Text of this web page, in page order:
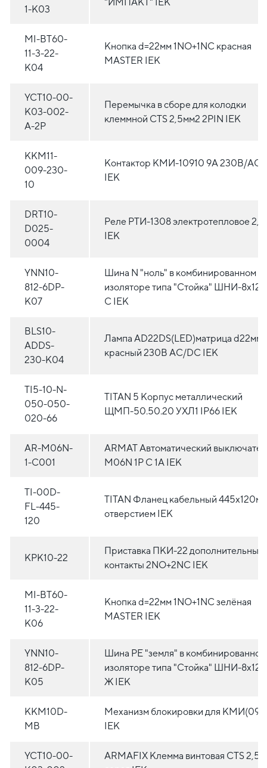
1-K03
MI-BT60-
11-3-22-
K04
Кнопка d=22мм 1NO+1NC красная
MASTER IEK
YCT10-00-
K03-002-
A-2P
Перемычка в сборе для колодки
клеммной CTS 2,5мм2 2PIN IEK
KKM11-
009-230-
10
Контактор КМИ-10910 9А 230В/АС3
IEK
DRT10-
D025-
0004
Реле РТИ-1308 электротепловое
IEK
YNN10-
812-6DP-
K07
Шина N "ноль" в комбинированном
изоляторе типа "Стойка" ШНИ-
С IEK
BLS10-
ADDS-
230-K04
Лампа AD22DS(LED)матрица d22мм
красный 230В AC/DC IEK
TI5-10-N-
050-050-
020-66
TITAN 5 Корпус металлический
ЩМП-50.50.20 УХЛ1 IP66 IEK
AR-M06N-
1-C001
ARMAT Автоматический
M06N 1P C 1А IEK
TI-00D-
FL-445-
120
TITAN Фланец кабельный
отверстием IEK
KPK10-22
Приставка ПКИ-22 дополнительные
контакты 2NO+2NC IEK
MI-BT60-
11-3-22-
K06
Кнопка d=22мм 1NO+1NC зелёная
MASTER IEK
YNN10-
812-6DP-
K05
Шина PE "земля" в
изоляторе типа "Стойка" ШНИ-
Ж IEK
KKM10D-
MB
Механизм блокировки для
IEK
YCT10-00-
ARMAFIX Клемма винтовая CTS